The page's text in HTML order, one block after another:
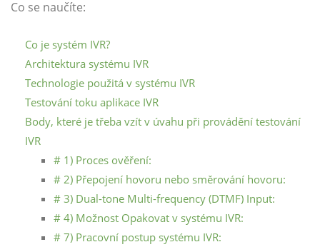
Co se naučíte:
Co je systém IVR?
Architektura systému IVR
Technologie použitá v systému IVR
Testování toku aplikace IVR
Body, které je třeba vzít v úvahu při provádění testování
IVR
# 1) Proces ověření:
# 2) Přepojení hovoru nebo směrování hovoru:
# 3) Dual-tone Multi-frequency (DTMF) Input:
# 4) Možnost Opakovat v systému IVR:
# 7) Pracovní postup systému IVR: